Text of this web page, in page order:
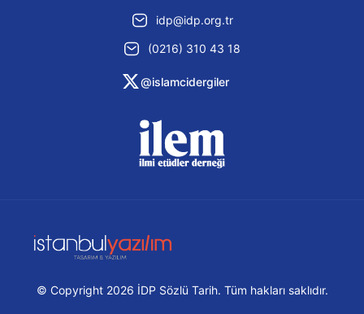
idp@idp.org.tr
(0216) 310 43 18
@islamcidergiler
© Copyright 2026 İDP Sözlü Tarih. Tüm hakları saklıdır.